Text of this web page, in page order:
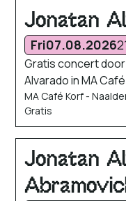
Jonatan
Fri07.08.2026
Gratis concert
Alvarado in MA
MA Café Korf -
Gratis
Jonatan